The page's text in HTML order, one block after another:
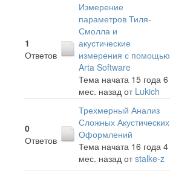
1
Ответов
Измерение
параметров Тиля-
Смолла и
акустические
измерения с помощью
Arta Software
Тема начата 15 года 6
мес. назад от Lukich
0
Ответов
Трехмерный Анализ
Сложных Акустических
Оформлений
Тема начата 16 года 4
мес. назад отstalke-z